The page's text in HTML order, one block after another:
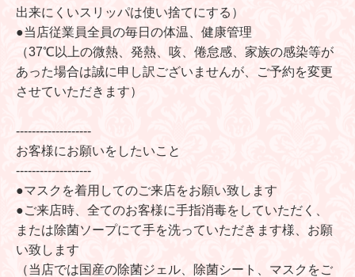
出来にくいスリッパは使い捨てにする）
●当店従業員全員の毎日の体温、健康管理
（37℃以上の微熱、発熱、咳、倦怠感、家族の感染等が
あった場合は誠に申し訳ございませんが、ご予約を変更
させていただきます）
-------------------
お客様にお願いをしたいこと
-------------------
●マスクを着用してのご来店をお願い致します
●ご来店時、全てのお客様に手指消毒をしていただく、
または除菌ソープにて手を洗っていただきます様、お願
い致します
（当店では国産の除菌ジェル、除菌シート、マスクをご